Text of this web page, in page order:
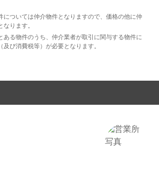
ついては仲介物件となりますので、価格の他に仲
ります。
る物件のうち、仲介業者が取引に関与する物件に
び消費税等）が必要となります。